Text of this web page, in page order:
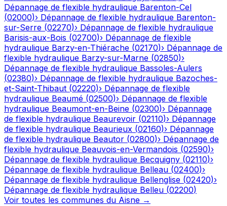
Dépannage de flexible hydraulique Barenton-Cel
(02000)› Dépannage de flexible hydraulique Barenton-
sur-Serre (02270)› Dépannage de flexible hydraulique
Barisis-aux-Bois (02700)› Dépannage de flexible
hydraulique Barzy-en-Thiérache (02170)› Dépannage de
flexible hydraulique Barzy-sur-Marne (02850)›
Dépannage de flexible hydraulique Bassoles-Aulers
(02380)› Dépannage de flexible hydraulique Bazoches-
et-Saint-Thibaut (02220)› Dépannage de flexible
hydraulique Beaumé (02500)› Dépannage de flexible
hydraulique Beaumont-en-Beine (02300)› Dépannage
de flexible hydraulique Beaurevoir (02110)› Dépannage
de flexible hydraulique Beaurieux (02160)› Dépannage
de flexible hydraulique Beautor (02800)› Dépannage de
flexible hydraulique Beauvois-en-Vermandois (02590)›
Dépannage de flexible hydraulique Becquigny (02110)›
Dépannage de flexible hydraulique Belleau (02400)›
Dépannage de flexible hydraulique Bellenglise (02420)›
Dépannage de flexible hydraulique Belleu (02200)
Voir toutes les communes du Aisne →